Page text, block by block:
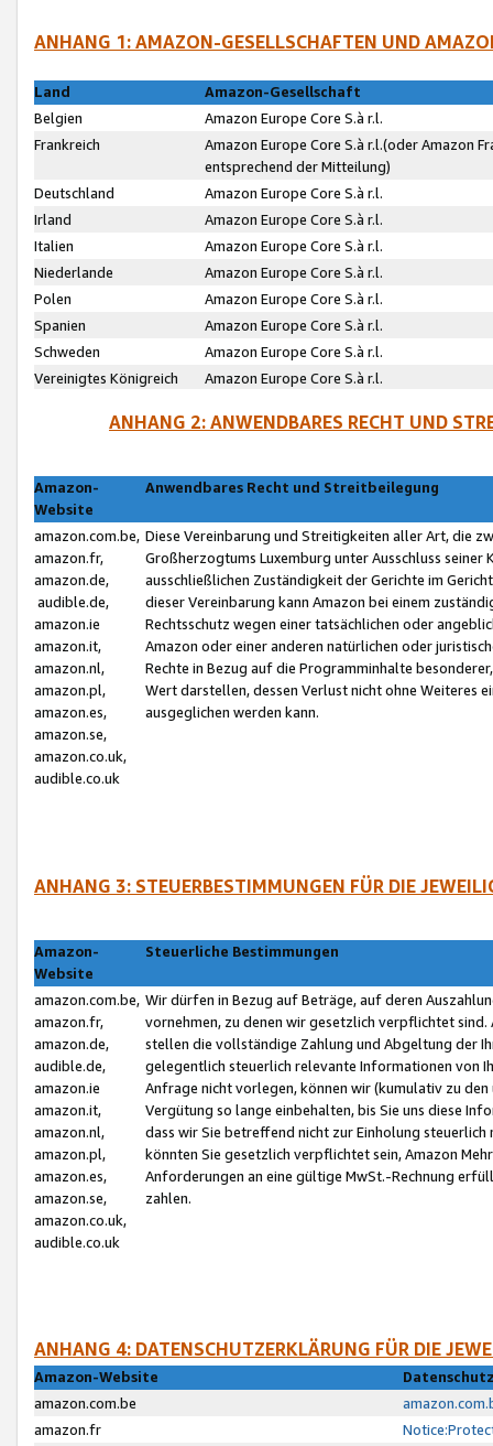
ANHANG 1: AMAZON-GESELLSCHAFTEN UND
Land
Amazon-Gesellschaft
Belgien
Amazon Europe Core S.à r.l.
Frankreich
Amazon Europe Core S.à r.l.(oder Amazon
entsprechend der Mitteilung)
Deutschland
Amazon Europe Core S.à r.l.
Irland
Amazon Europe Core S.à r.l.
Italien
Amazon Europe Core S.à r.l.
Niederlande
Amazon Europe Core S.à r.l.
Polen
Amazon Europe Core S.à r.l.
Spanien
Amazon Europe Core S.à r.l.
Schweden
Amazon Europe Core S.à r.l.
Vereinigtes Königreich
Amazon Europe Core S.à r.l.
ANHANG 2: ANWENDBARES RECHT UND
Amazon-
Website
Anwendbares Recht und Streitbeilegung
amazon.com.be,
amazon.fr,
amazon.de,
audible.de,
amazon.ie
amazon.it,
amazon.nl,
amazon.pl,
amazon.es,
amazon.se,
amazon.co.uk,
audible.co.uk
Diese Vereinbarung und Streitigkeiten aller Art, die
Großherzogtums Luxemburg unter Ausschluss
ausschließlichen Zuständigkeit der Gerichte im
dieser Vereinbarung kann Amazon bei einem
Rechtsschutz wegen einer tatsächlichen oder
Amazon oder einer anderen natürlichen oder
Rechte in Bezug auf die Programminhalte
Wert darstellen, dessen Verlust nicht ohne Weiteres
ausgeglichen werden kann.
ANHANG 3: STEUERBESTIMMUNGEN FÜR DIE
Amazon-
Website
Steuerliche Bestimmungen
amazon.com.be,
amazon.fr,
amazon.de,
audible.de,
amazon.ie
amazon.it,
amazon.nl,
amazon.pl,
amazon.es,
amazon.se,
amazon.co.uk,
audible.co.uk
Wir dürfen in Bezug auf Beträge, auf deren
vornehmen, zu denen wir gesetzlich verpflichtet
stellen die vollständige Zahlung und Abgeltung der
gelegentlich steuerlich relevante Informationen von
Anfrage nicht vorlegen, können wir (kumulativ zu
Vergütung so lange einbehalten, bis Sie uns diese
dass wir Sie betreffend nicht zur Einholung
könnten Sie gesetzlich verpflichtet sein, Amazon
Anforderungen an eine gültige MwSt.-Rechnung
zahlen.
ANHANG 4: DATENSCHUTZERKLÄRUNG FÜR DIE
Amazon-Website
amazon.com.be
amazon.fr